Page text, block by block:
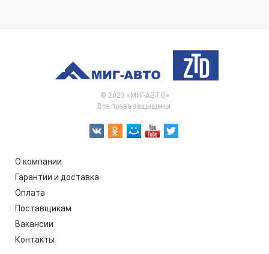
© 2023 «МИГ-АВТО»
Все права защищены.
О компании
Гарантии и доставка
Оплата
Поставщикам
Вакансии
Контакты